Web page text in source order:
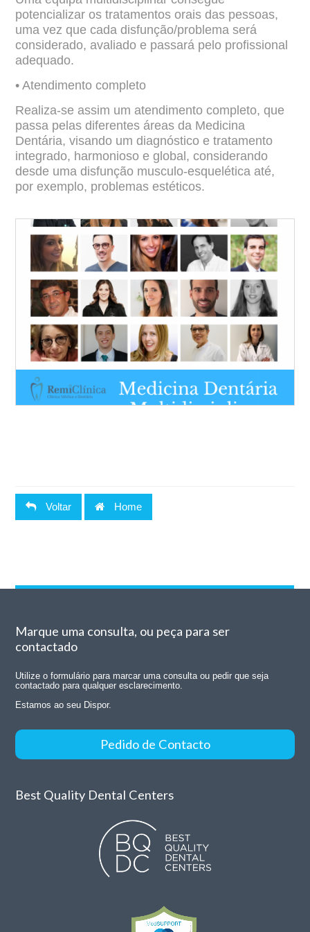
potencializar os tratamentos orais das pessoas,
uma vez que cada disfunção/problema será
considerado, avaliado e passará pelo profissional
adequado.
• Atendimento completo
Realiza-se assim um atendimento completo, que
passa pelas diferentes áreas da Medicina
Dentária, visando um diagnóstico e tratamento
integrado, harmonioso e global, considerando
desde uma disfunção musculo-esquelética até,
por exemplo, problemas estéticos.
Voltar Home
Marque uma consulta, ou peça para ser
contactado
Utilize o formulário para marcar uma consulta ou pedir que seja
contactado para qualquer esclarecimento.
Estamos ao seu Dispor.
Pedido de Contacto
Best Quality Dental Centers